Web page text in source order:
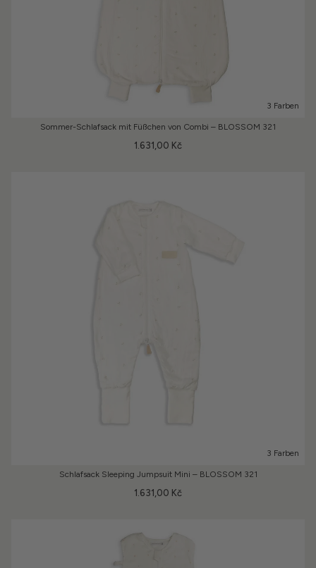
3 Farben
Sommer-Schlafsack mit Füßchen von Combi – BLOSSOM 321
1.631,00 Kč
3 Farben
Schlafsack Sleeping Jumpsuit Mini – BLOSSOM 321
1.631,00 Kč